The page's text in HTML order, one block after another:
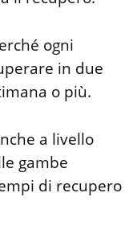
ogni
in due
o più.
a livello
gambe
di recupero